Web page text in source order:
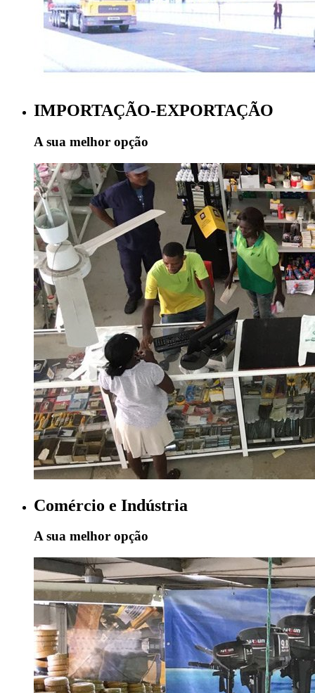
IMPORTAÇÃO-EXPORTAÇÃO
A sua melhor opção
Comércio e Indústria
A sua melhor opção